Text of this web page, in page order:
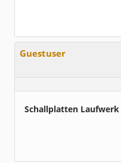
Guestuser
Schallplatten Laufwerk